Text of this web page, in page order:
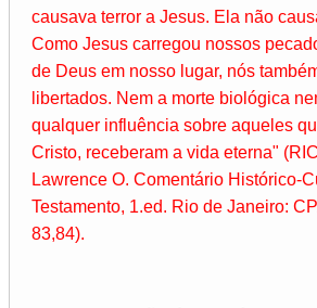
causava terror a Jesus. Ela não
Como Jesus carregou nossos
de Deus em nosso lugar, nós
libertados. Nem a morte biológica
qualquer influência sobre aqueles
Cristo, receberam a vida eterna"
Lawrence O. Comentário Histórico-
Testamento, 1.ed. Rio de Janeiro:
83,84).